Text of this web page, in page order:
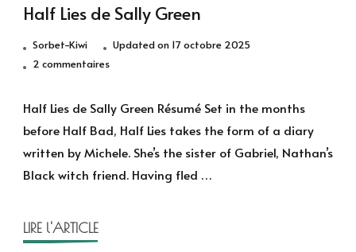
Half Lies de Sally Green
Sorbet-Kiwi Updated on 17 octobre 2025
2 commentairessur
Lies
de
Sally
Green
Half Lies de Sally Green Résumé Set in the months
before Half Bad, Half Lies takes the form of a diary
written by Michele. She’s the sister of Gabriel, Nathan’s
Black witch friend. Having fled …
LIRE l'ARTICLE